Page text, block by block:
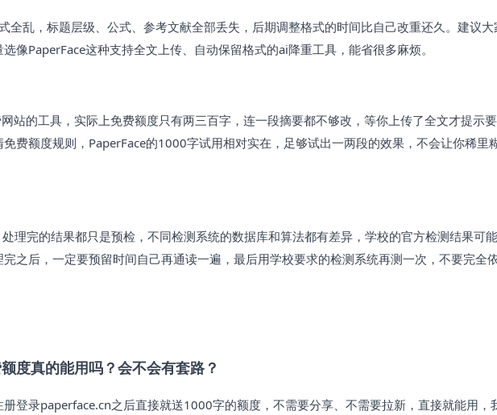
全乱，标题层级、公式、参考文献全部丢失，后期调整格式的时间比自己改重还久。建议
像PaperFace这种支持全文上传、自动保留格式的ai降重工具，能省很多麻烦。
站的工具，实际上免费额度只有两三百字，连一段摘要都不够改，等你上传了全文才提示
费额度规则，PaperFace的1000字试用相对实在，足够试出一两段的效果，不会让你稀里
理完的结果都只是预检，不同检测系统的数据库和算法都有差异，学校的官方检测结果可
之后，一定要预留时间自己再通读一遍，最后用学校要求的检测系统再测一次，不要完全
度真的能用吗？会不会有套路？
登录paperface.cn之后直接就送1000字的额度，不需要分享、不需要拉新，直接就能用，